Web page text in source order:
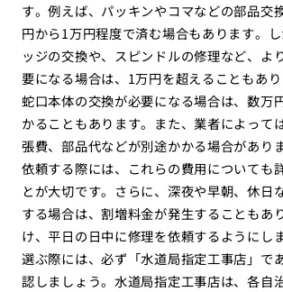
す。例えば、パッキンやコマなどの部品交
円から1万円程度で済む場合もあります。
ッジの交換や、スピンドルの修理など、よ
要になる場合は、1万円を超えることもあり
蛇口本体の交換が必要になる場合は、数万
かることもあります。また、業者によって
張費、部品代などが別途かかる場合があり
依頼する際には、これらの費用についても
とが大切です。さらに、深夜や早朝、休日
する場合は、割増料金が発生することもあ
け、平日の日中に修理を依頼するようにし
選ぶ際には、必ず「水道局指定工事店」で
認しましょう。水道局指定工事店は、各自